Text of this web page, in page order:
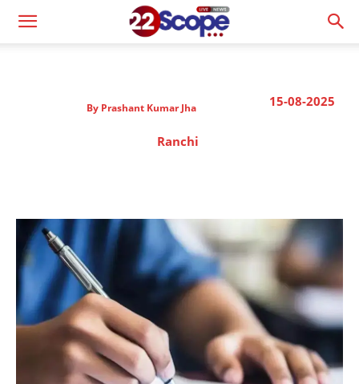
15-08-2025
By Prashant Kumar Jha
Ranchi